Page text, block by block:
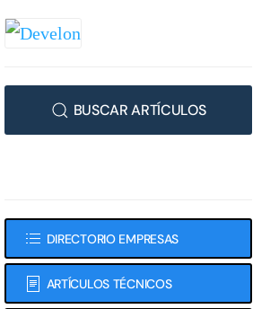
BUSCAR ARTÍCULOS
DIRECTORIO EMPRESAS
ARTÍCULOS TÉCNICOS